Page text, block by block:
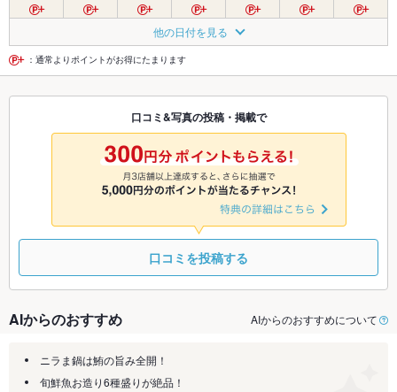
◎ ◎
8/23
◎
8/24
◎
8/25
◎ ◎ ◎
8/28 8/29 8/30
◎
8/31
◎
9/1
◎
9/2 9/3
9/6
◎
9/7
◎
9/8
◎
他の日付を見る
：通常よりポイントがお得にたまります
口コミ&写真の投稿・掲載で
口コミを投稿する
AIからのおすすめ AIからのおすすめについて
ニラま鍋は鮪の旨み全開！
旬鮮魚お造り6種盛りが絶品！